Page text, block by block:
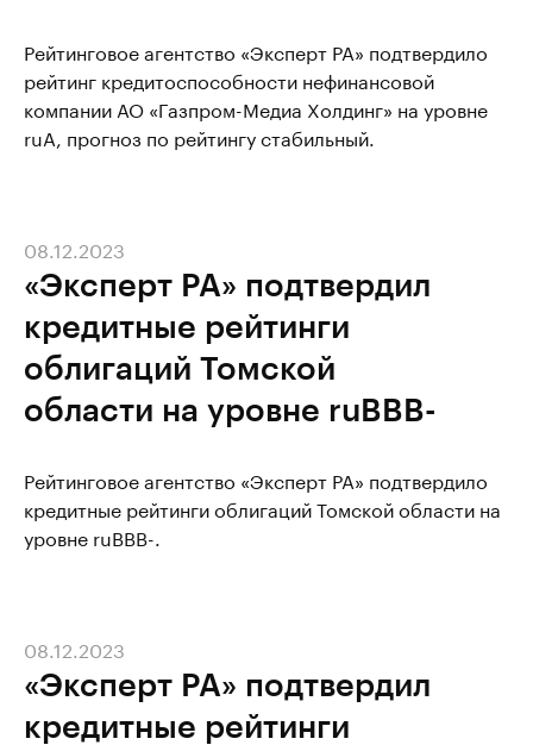
Рейтинговое агентство «Эксперт РА» подтвердило
рейтинг кредитоспособности нефинансовой
компании АО «Газпром-Медиа Холдинг» на уровне
ruA, прогноз по рейтингу стабильный.
«Эксперт РА» подтвердил
кредитные рейтинги
облигаций Томской
области на уровне ruBBB-
08.12.2023
Рейтинговое агентство «Эксперт РА» подтвердило
кредитные рейтинги облигаций Томской области на
уровне ruBBB-.
«Эксперт РА» подтвердил
кредитные рейтинги
08.12.2023